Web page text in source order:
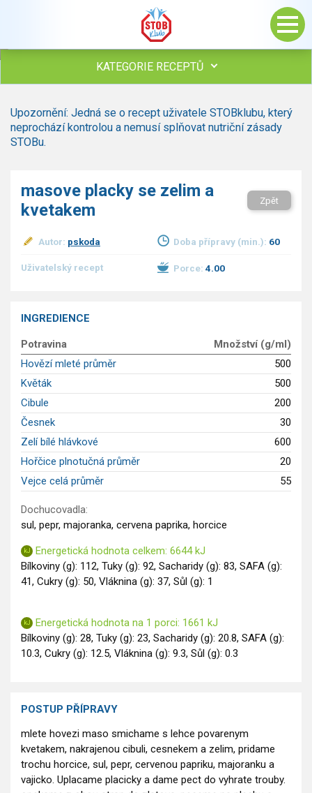
KATEGORIE RECEPTŮ
Polévky
Studená kuchyně
hovězí, telecí
vepřové
ryby
ostatní maso
Bezmasé a zeleninové
Sladké pokrmy
Dezerty
Nápoje
Ostatní
Dětské recepty
GLP-1 recepty
Upozornění: Jedná se o recept uživatele STOBklubu, který
neprochází kontrolou a nemusí splňovat nutriční zásady
STOBu.
masove placky se zelim a
kvetakem
Zpět
Autor: pskoda Doba přípravy (min.): 60
Uživatelský recept Porce: 4.00
INGREDIENCE
Potravina
Množství (g/ml)
Hovězí mleté průměr
500
Květák
500
Cibule
200
Česnek
30
Zelí bílé hlávkové
600
Hořčice plnotučná průměr
20
Vejce celá průměr
55
Dochucovadla:
sul, pepr, majoranka, cervena paprika, horcice
Energetická hodnota celkem: 6644 kJ
Bílkoviny (g): 112, Tuky (g): 92, Sacharidy (g): 83, SAFA (g):
41, Cukry (g): 50, Vláknina (g): 37, Sůl (g): 1
Energetická hodnota na 1 porci: 1661 kJ
Bílkoviny (g): 28, Tuky (g): 23, Sacharidy (g): 20.8, SAFA (g):
10.3, Cukry (g): 12.5, Vláknina (g): 9.3, Sůl (g): 0.3
POSTUP PŘÍPRAVY
mlete hovezi maso smichame s lehce povarenym
kvetakem, nakrajenou cibuli, cesnekem a zelim, pridame
trochu horcice, sul, pepr, cervenou papriku, majoranku a
vajicko. Uplacame placicky a dame pect do vyhrate trouby.